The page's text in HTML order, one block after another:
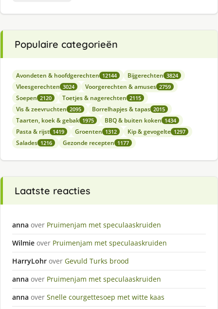
Populaire categorieën
Avondeten & hoofdgerechten 12144 Bijgerechten 3824
Vleesgerechten 3024 Voorgerechten & amuses 2759
Soepen 2120 Toetjes & nagerechten 2115
Vis & zeevruchten 2095 Borrelhapjes & tapas 2015
Taarten, koek & gebak 1975 BBQ & buiten koken 1434
Pasta & rijst 1419 Groenten 1312 Kip & gevogelte 1297
Salades 1216 Gezonde recepten 1177
Laatste reacties
anna over Pruimenjam met speculaaskruiden
Wilmie over Pruimenjam met speculaaskruiden
HarryLohr over Gevuld Turks brood
anna over Pruimenjam met speculaaskruiden
anna over Snelle courgettesoep met witte kaas